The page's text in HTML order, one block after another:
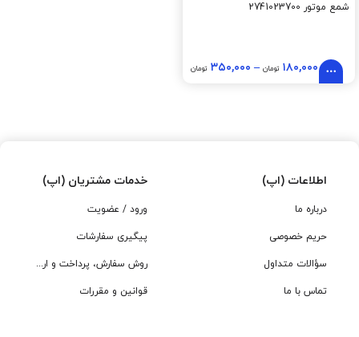
شمع موتور 2741023700
۱۸۰,۰۰۰ تومان– ۳۵۰,۰۰۰ تومان
اطلاعات (اپ)
درباره ما
حریم خصوصی
سؤالات متداول
تماس با ما
خدمات مشتریان (اپ)
ورود / عضویت
پیگیری سفارشات
روش سفارش، پرداخت و ارسال
قوانین و مقررات